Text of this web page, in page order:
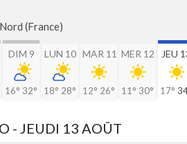
Nord (France)
DIM 9
16° 32°
LUN 10
18° 28°
MAR 11
12° 26°
MER 12
11° 30°
JEU
17°
- JEUDI 13 AOÛT